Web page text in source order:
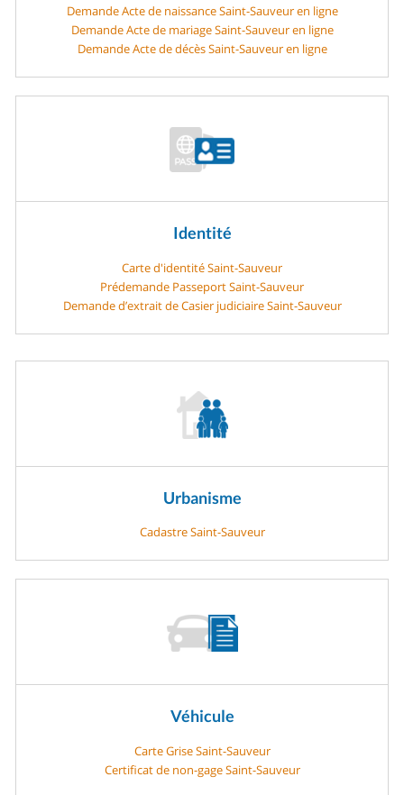
Demande Acte de naissance Saint-Sauveur en ligne
Demande Acte de mariage Saint-Sauveur en ligne
Demande Acte de décès Saint-Sauveur en ligne
Identité
Carte d'identité Saint-Sauveur
Prédemande Passeport Saint-Sauveur
Demande d’extrait de Casier judiciaire Saint-Sauveur
Urbanisme
Cadastre Saint-Sauveur
Véhicule
Carte Grise Saint-Sauveur
Certificat de non-gage Saint-Sauveur